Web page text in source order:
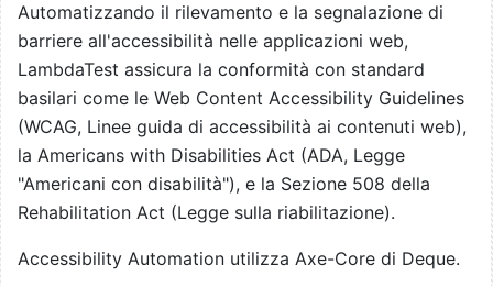
Automatizzando il rilevamento e la segnalazione di
barriere all'accessibilità nelle applicazioni web,
LambdaTest assicura la conformità con standard
basilari come le Web Content Accessibility Guidelines
(WCAG, Linee guida di accessibilità ai contenuti web),
la Americans with Disabilities Act (ADA, Legge
"Americani con disabilità"), e la Sezione 508 della
Rehabilitation Act (Legge sulla riabilitazione).
Accessibility Automation utilizza Axe-Core di Deque.